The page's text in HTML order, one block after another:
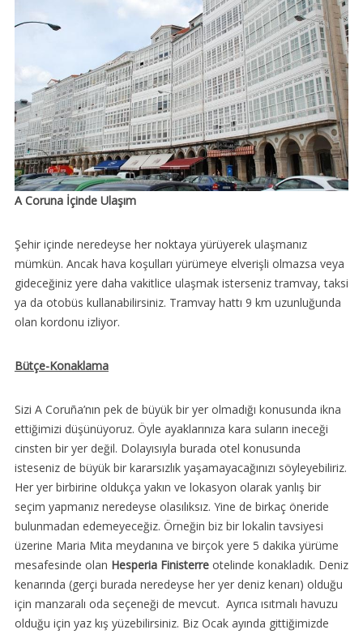
A Coruna İçinde Ulaşım
Şehir içinde neredeyse her noktaya yürüyerek ulaşmanız
mümkün. Ancak hava koşulları yürümeye elverişli olmazsa veya
gideceğiniz yere daha vakitlice ulaşmak isterseniz tramvay, taksi
ya da otobüs kullanabilirsiniz. Tramvay hattı 9 km uzunluğunda
olan kordonu izliyor.
Bütçe-Konaklama
Sizi A Coruña’nın pek de büyük bir yer olmadığı konusunda ikna
ettiğimizi düşünüyoruz. Öyle ayaklarınıza kara suların ineceği
cinsten bir yer değil. Dolayısıyla burada otel konusunda
isteseniz de büyük bir kararsızlık yaşamayacağınızı söyleyebiliriz.
Her yer birbirine oldukça yakın ve lokasyon olarak yanlış bir
seçim yapmanız neredeyse olasılıksız. Yine de birkaç öneride
bulunmadan edemeyeceğiz. Örneğin biz bir lokalin tavsiyesi
üzerine Maria Mita meydanına ve birçok yere 5 dakika yürüme
mesafesinde olan Hesperia Finisterreotelinde konakladık. Deniz
kenarında (gerçi burada neredeyse her yer deniz kenarı) olduğu
için manzaralı oda seçeneği de mevcut. Ayrıca ısıtmalı havuzu
olduğu için yaz kış yüzebilirsiniz. Biz Ocak ayında gittiğimizde